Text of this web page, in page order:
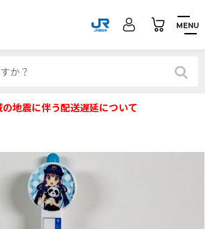
MENU
地震に伴う配送遅延について